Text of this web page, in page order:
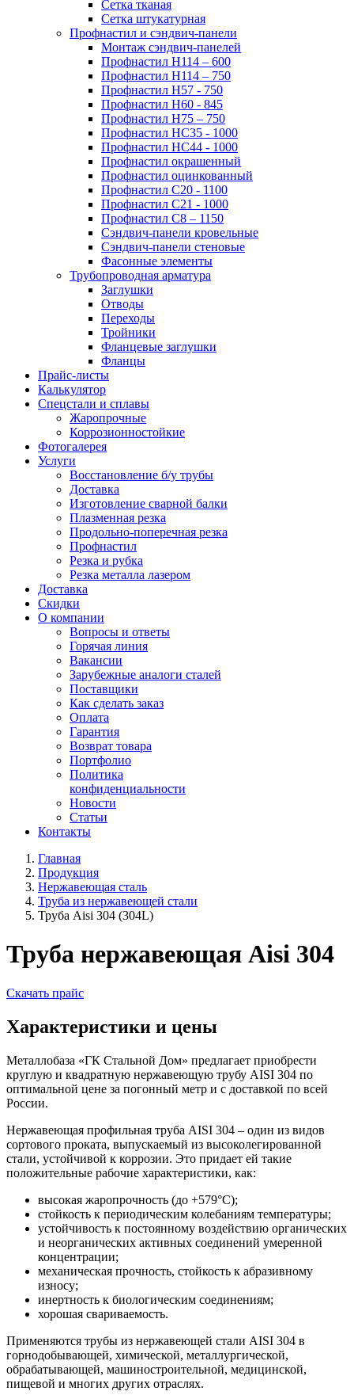
Сетка тканая
Сетка штукатурная
Профнастил и сэндвич-панели
Монтаж сэндвич-панелей
Профнастил Н114 – 600
Профнастил Н114 – 750
Профнастил Н57 - 750
Профнастил Н60 - 845
Профнастил Н75 – 750
Профнастил НС35 - 1000
Профнастил НС44 - 1000
Профнастил окрашенный
Профнастил оцинкованный
Профнастил С20 - 1100
Профнастил С21 - 1000
Профнастил С8 – 1150
Сэндвич-панели кровельные
Сэндвич-панели стеновые
Фасонные элементы
Трубопроводная арматура
Заглушки
Отводы
Переходы
Тройники
Фланцевые заглушки
Фланцы
Прайс-листы
Калькулятор
Спецстали и сплавы
Жаропрочные
Коррозионностойкие
Фотогалерея
Услуги
Восстановление б/у трубы
Доставка
Изготовление сварной балки
Плазменная резка
Продольно-поперечная резка
Профнастил
Резка и рубка
Резка металла лазером
Доставка
Скидки
О компании
Вопросы и ответы
Горячая линия
Вакансии
Зарубежные аналоги сталей
Поставщики
Как сделать заказ
Оплата
Гарантия
Возврат товара
Портфолио
Политика
конфиденциальности
Новости
Статьи
Контакты
Главная
Продукция
Нержавеющая сталь
Труба из нержавеющей стали
Труба Aisi 304 (304L)
Труба нержавеющая Aisi 304
Скачать прайс
Характеристики и цены
Металлобаза «ГК Стальной Дом» предлагает приобрести
круглую и квадратную нержавеющую трубу AISI 304 по
оптимальной цене за погонный метр и с доставкой по всей
России.
Нержавеющая профильная труба AISI 304 – один из видов
сортового проката, выпускаемый из высоколегированной
стали, устойчивой к коррозии. Это придает ей такие
положительные рабочие характеристики, как:
высокая жаропрочность (до +579°C);
стойкость к периодическим колебаниям температуры;
устойчивость к постоянному воздействию органических
и неорганических активных соединений умеренной
концентрации;
механическая прочность, стойкость к абразивному
износу;
инертность к биологическим соединениям;
хорошая свариваемость.
Применяются трубы из нержавеющей стали AISI 304 в
горнодобывающей, химической, металлургической,
обрабатывающей, машиностроительной, медицинской,
пищевой и многих других отраслях.